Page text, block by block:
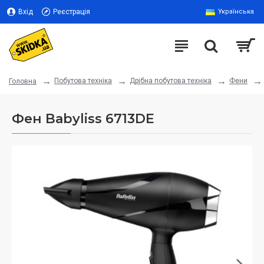
Вхід Реєстрація Українська
Головна Побутова техніка Дрібна побутова техніка Фени
Фен Babyliss 6713DE